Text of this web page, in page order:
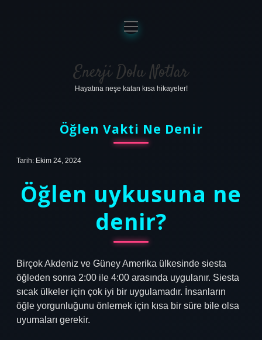
Anasayfa
Gizlilik Politikası
Yasal Uyarı
menüyü
aç
Enerji Dolu Notlar
Hayatına neşe katan kısa hikayeler!
Öğlen Vakti Ne Denir
Tarih: Ekim 24, 2024
Öğlen uykusuna ne
denir?
Birçok Akdeniz ve Güney Amerika ülkesinde siesta
öğleden sonra 2:00 ile 4:00 arasında uygulanır. Siesta
sıcak ülkeler için çok iyi bir uygulamadır. İnsanların
öğle yorgunluğunu önlemek için kısa bir süre bile olsa
uyumaları gerekir.